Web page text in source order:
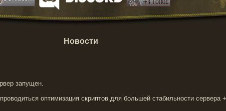
Новости
запущен.
оптимизация скриптов для большей стабильности сервера +